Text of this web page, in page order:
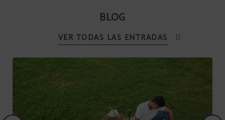
BLOG
VER TODAS LAS ENTRADAS